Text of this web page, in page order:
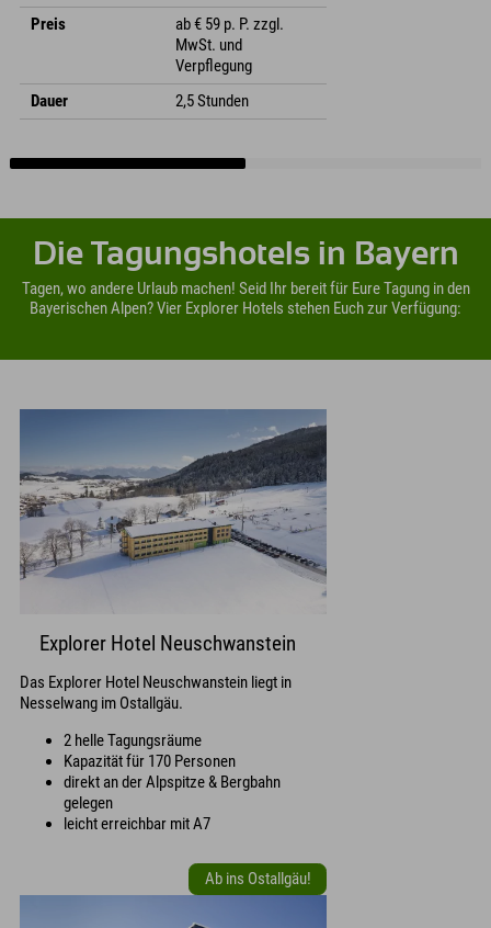
Preis
ab € 59 p. P. zzgl.
MwSt. und
Verpflegung
Dauer
2,5 Stunden
Die Tagungshotels in Bayern
Tagen, wo andere Urlaub machen! Seid Ihr bereit für Eure Tagung in den
Bayerischen Alpen? Vier Explorer Hotels stehen Euch zur Verfügung:
Explorer Hotel Neuschwanstein
Das Explorer Hotel Neuschwanstein liegt in
Nesselwang im Ostallgäu.
2 helle Tagungsräume
Kapazität für 170 Personen
direkt an der Alpspitze & Bergbahn
gelegen
leicht erreichbar mit A7
Ab ins Ostallgäu!